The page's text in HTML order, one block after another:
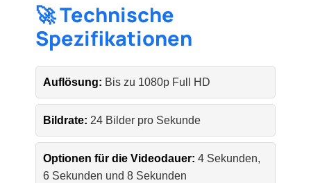
🚀 Technische
Spezifikationen
Auflösung: Bis zu 1080p Full HD
Bildrate: 24 Bilder pro Sekunde
Optionen für die Videodauer: 4 Sekunden,
6 Sekunden und 8 Sekunden